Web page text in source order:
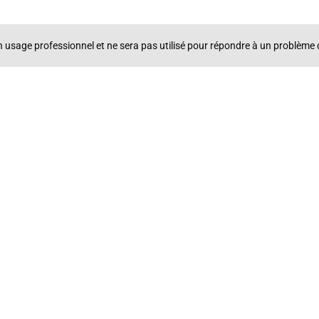
usage professionnel et ne sera pas utilisé pour répondre à un